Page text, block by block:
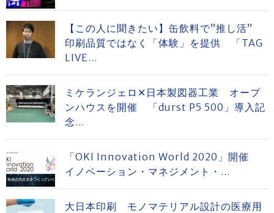
【この人に聞きたい】缶飲料で”推し活”
印刷品質ではなく「体験」を提供 「TAG
LIVE...
ミケランジェロ✕日本製図器工業 オープ
ンハウスを開催 「durst P5 500」導入記
念...
「OKI Innovation World 2020」開催
イノベーション・マネジメント・...
大日本印刷 モノマテリアル設計の医療用